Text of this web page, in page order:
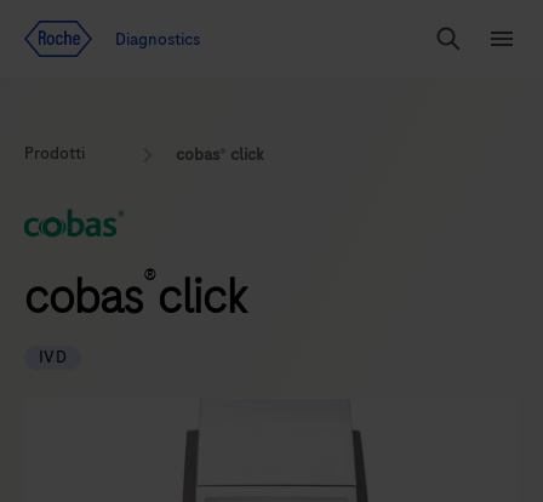
Diagnostics
Search
Prodotti cobas click
cobas®click
IVD